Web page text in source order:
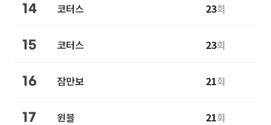
14 코터스 23회
15 코터스 23회
16 잠만보 21회
17 윈블 21회